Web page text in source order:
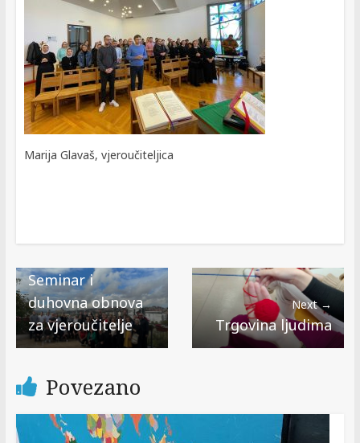
Marija Glavaš, vjeroučiteljica
Seminar i
duhovna obnova
za vjeroučitelje
Next →
Trgovina ljudima
Povezano